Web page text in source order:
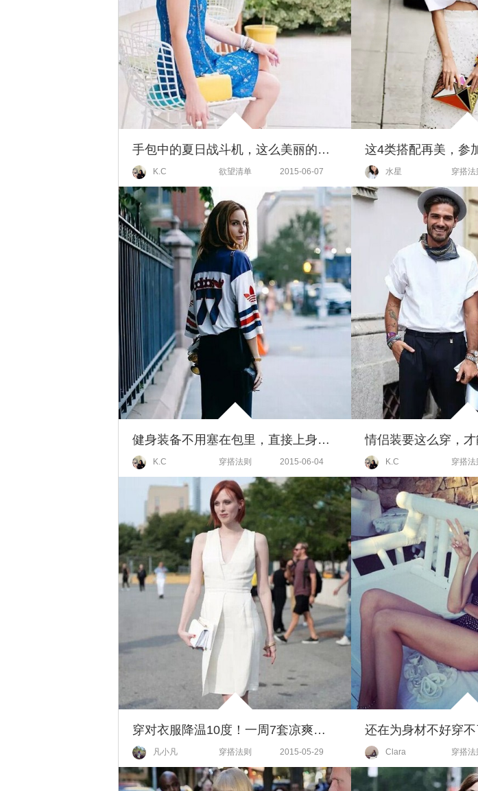
手包中的夏日战斗机，这么美丽的藤编包你值得拥有～
K.C 欲望清单 2015-06-07
这4类搭配再美，参
水星 穿搭法
健身装备不用塞在包里，直接上身更能时髦有型！
K.C 穿搭法则 2015-06-04 K.C 穿搭法
穿对衣服降温10度！一周7套凉爽又时髦的look都在这了！
凡小凡 穿搭法则 2015-05-29 Clara 穿搭法